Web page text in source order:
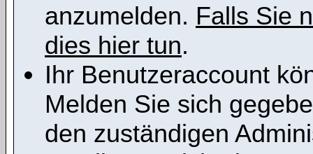
anzumelden. Falls Sie
dies hier tun.
Ihr Benutzeraccount
Melden Sie sich
den zuständigen